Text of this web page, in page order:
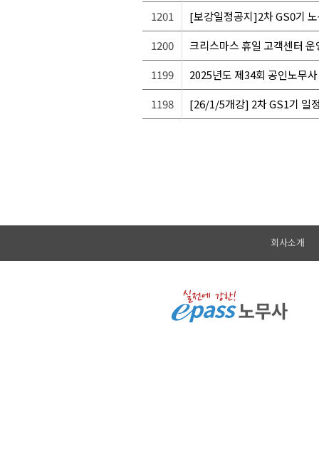
1201
[보강일정공지]2차 GS0기
1200
크리스마스 휴일 고객센터
1199
2025년도 제34회 공인노무
1198
[26/1/5개강] 2차 GS1기 일
회사소개